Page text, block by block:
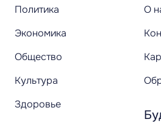
Политика
Экономика
Общество
Культура
Здоровье
О